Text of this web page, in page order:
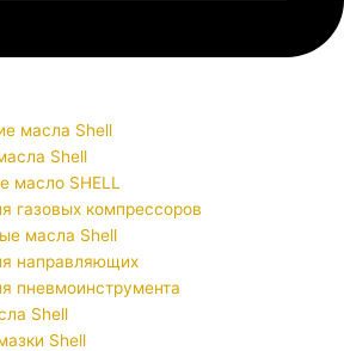
масла Shell
Shell
масло SHELL
газовых компрессоров
масла Shell
направляющих
пневмоинструмента
Shell
Shell